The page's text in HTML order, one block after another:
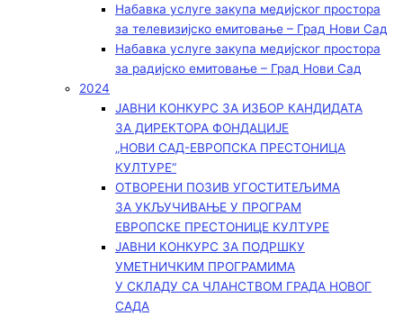
Набавка услуге закупа медијског простора
за телевизијско емитовање – Град Нови Сад
Набавка услуге закупа медијског простора
за радијско емитовање – Град Нови Сад
2024
ЈАВНИ КОНКУРС ЗА ИЗБОР КАНДИДАТА
ЗА ДИРЕКТОРА ФОНДАЦИЈЕ
„НОВИ САД-ЕВРОПСКА ПРЕСТОНИЦА
КУЛТУРЕ“
ОТВОРЕНИ ПОЗИВ УГОСТИТЕЉИМА
ЗА УКЉУЧИВАЊЕ У ПРОГРАМ
ЕВРОПСКЕ ПРЕСТОНИЦЕ КУЛТУРЕ
ЈАВНИ КОНКУРС ЗА ПОДРШКУ
УМЕТНИЧКИМ ПРОГРАМИМА
У СКЛАДУ СА ЧЛАНСТВОМ ГРАДА НОВОГ
САДА